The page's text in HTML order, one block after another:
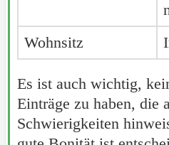
Wohnsitz
Es ist auch wichtig,
Einträge zu haben, die
Schwierigkeiten